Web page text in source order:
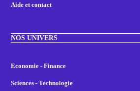
Aide et contact
NOS UNIVERS
Economie - Finance
Sciences - Technologie